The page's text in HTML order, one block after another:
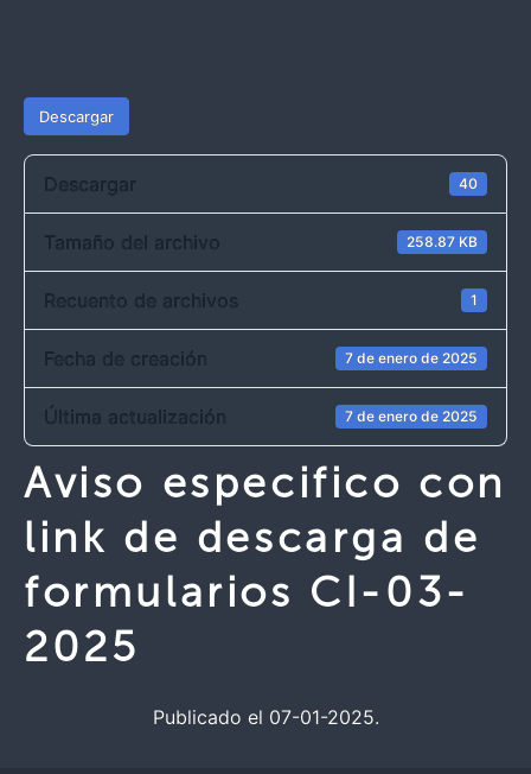
Descargar
Descargar 40
Tamaño del archivo 258.87 KB
Recuento de archivos 1
Fecha de creación 7 de enero de 2025
Última actualización 7 de enero de 2025
Aviso especifico con
link de descarga de
formularios CI-03-
2025
Publicado el 07-01-2025.